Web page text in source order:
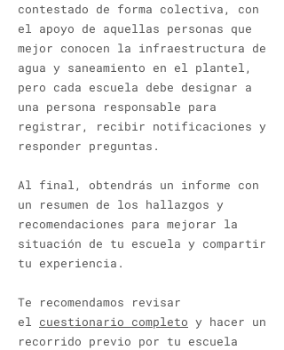
contestado de forma colectiva, con
el apoyo de aquellas personas que
mejor conocen la infraestructura de
agua y saneamiento en el plantel,
pero cada escuela debe designar a
una persona responsable para
registrar, recibir notificaciones y
responder preguntas.
Al final, obtendrás un informe con
un resumen de los hallazgos y
recomendaciones para mejorar la
situación de tu escuela y compartir
tu experiencia.
Te recomendamos revisar
el cuestionario completo y hacer un
recorrido previo por tu escuela